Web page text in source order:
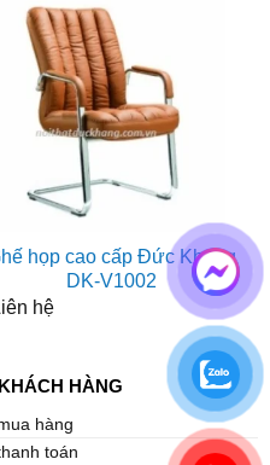
họp cao cấp Đức Khang
DK-V1002
hệ
HÀNG
hàng
toán